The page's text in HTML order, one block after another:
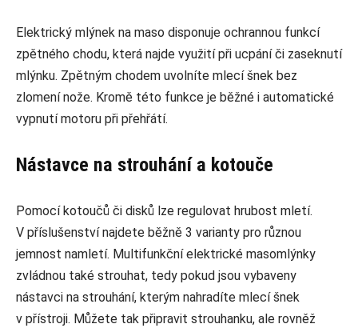
Elektrický mlýnek na maso disponuje ochrannou funkcí
zpětného chodu, která najde využití při ucpání či zaseknutí
mlýnku. Zpětným chodem uvolníte mlecí šnek bez
zlomení nože. Kromě této funkce je běžné i automatické
vypnutí motoru při přehřátí.
Nástavce na strouhání a kotouče
Pomocí kotoučů či disků lze regulovat hrubost mletí.
V příslušenství najdete běžně 3 varianty pro různou
jemnost namletí. Multifunkční elektrické masomlýnky
zvládnou také strouhat, tedy pokud jsou vybaveny
nástavci na strouhání, kterým nahradíte mlecí šnek
v přístroji. Můžete tak připravit strouhanku, ale rovněž